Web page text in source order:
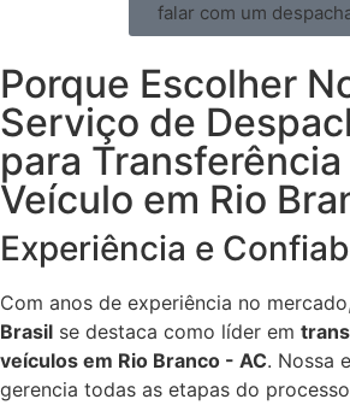
falar com um
Porque Escolher
Serviço de
para
Veículo em Rio
Experiência e
Com anos de experiência no
Brasil se destaca como líder em
veículos em Rio Branco - AC. Nossa
gerencia todas as etapas do